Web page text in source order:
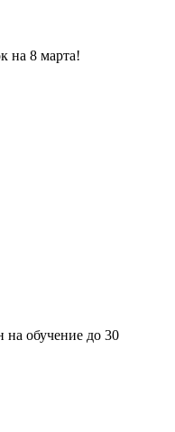
на 8 марта!
на обучение до 30